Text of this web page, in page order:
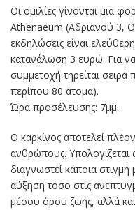
Οι ομιλίες γίνονται μια
Athenaeum (Αδριανού 3,
εκδηλώσεις είναι
κατανάλωση 3 ευρώ. Για
συμμετοχή τηρείται σειρά
περίπου 80 άτομα).
Ώρα προσέλευσης: 7μμ.
Ο καρκίνος αποτελεί
ανθρώπους. Υπολογίζεται
διαγνωστεί κάποια
αύξηση τόσο στις
μέσου όρου ζωής, αλλά